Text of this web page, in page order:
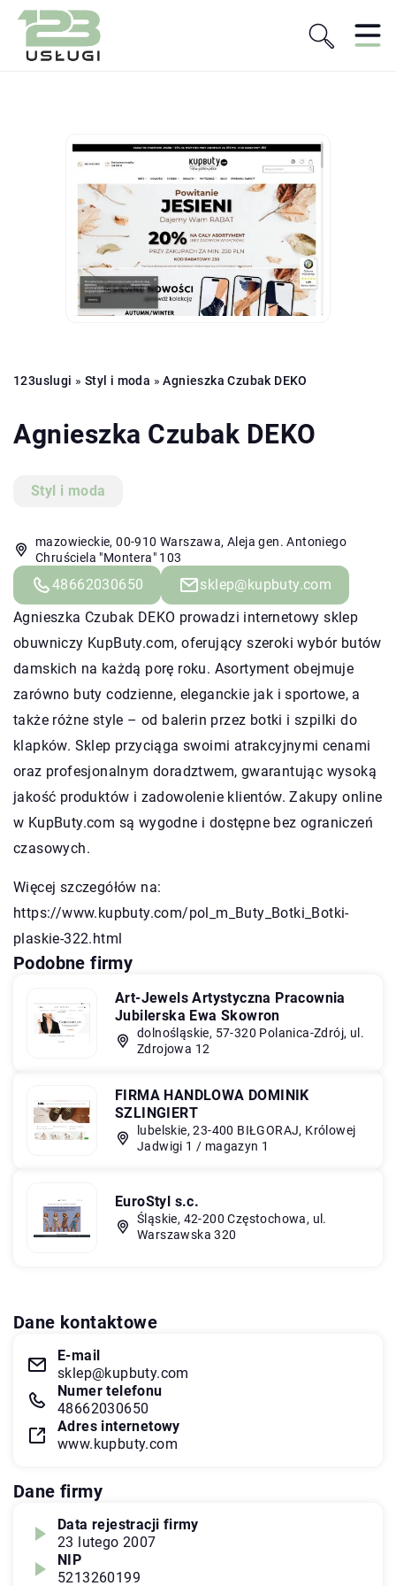
123uslugi » Styl i moda »Agnieszka Czubak DEKO
Agnieszka Czubak DEKO
Styl i moda
mazowieckie, 00-910 Warszawa, Aleja gen. Antoniego
Chruściela "Montera" 103
48662030650
sklep@kupbuty.com
Agnieszka Czubak DEKO prowadzi internetowy sklep
obuwniczy KupButy.com, oferujący szeroki wybór butów
damskich na każdą porę roku. Asortyment obejmuje
zarówno buty codzienne, eleganckie jak i sportowe, a
także różne style – od balerin przez botki i szpilki do
klapków. Sklep przyciąga swoimi atrakcyjnymi cenami
oraz profesjonalnym doradztwem, gwarantując wysoką
jakość produktów i zadowolenie klientów. Zakupy online
w KupButy.com są wygodne i dostępne bez ograniczeń
czasowych.
Więcej szczegółów na:
https://www.kupbuty.com/pol_m_Buty_Botki_Botki-
plaskie-322.html
Podobne firmy
Art-Jewels Artystyczna Pracownia
Jubilerska Ewa Skowron
dolnośląskie, 57-320 Polanica-Zdrój, ul.
Zdrojowa 12
FIRMA HANDLOWA DOMINIK
SZLINGIERT
lubelskie, 23-400 BIŁGORAJ, Królowej
Jadwigi 1 / magazyn 1
EuroStyl s.c.
Śląskie, 42-200 Częstochowa, ul.
Warszawska 320
Dane kontaktowe
E-mail
sklep@kupbuty.com
Numer telefonu
48662030650
Adres internetowy
www.kupbuty.com
Dane firmy
Data rejestracji firmy
23 lutego 2007
NIP
5213260199